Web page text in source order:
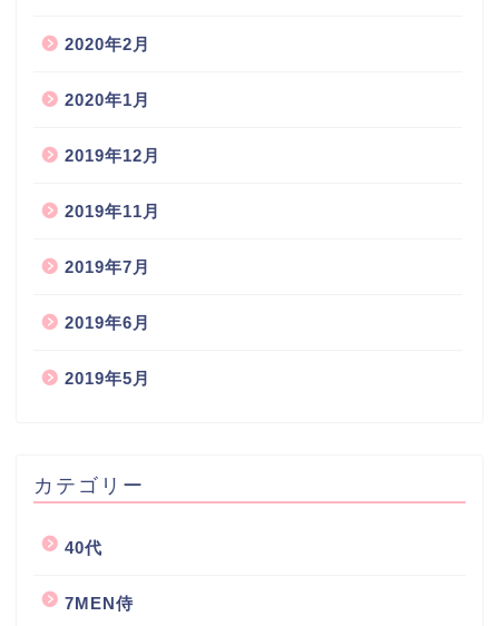
2020年2月
2020年1月
2019年12月
2019年11月
2019年7月
2019年6月
2019年5月
カテゴリー
40代
7MEN侍